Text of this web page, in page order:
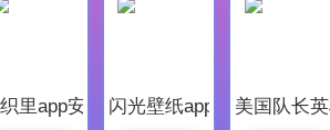
化了一些交互体验
版里app安卓版闪光壁纸app安卓最新版
美国队长